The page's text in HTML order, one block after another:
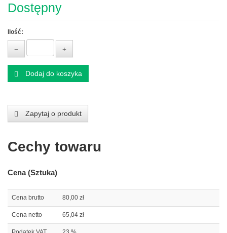
Dostępny
Ilość:
Dodaj do koszyka
Zapytaj o produkt
Cechy towaru
Cena (Sztuka)
Cena brutto 80,00 zł
Cena netto 65,04 zł